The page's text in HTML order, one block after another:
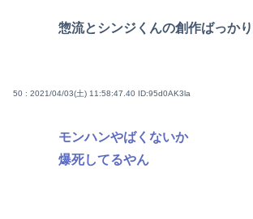
惣流とシンジくんの創作ばっか
50 : 2021/04/03(土) 11:58:47.40 ID:95d0AK3la
モンハンやばくないか
爆死してるやん